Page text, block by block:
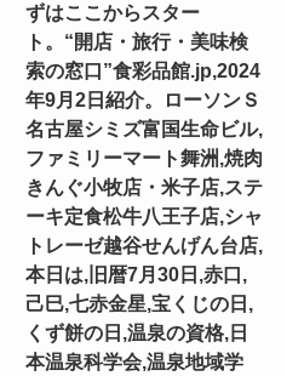
ずはここからスター
ト。“開店・旅行・美味検
索の窓口”食彩品館.jp,2024
年9月2日紹介。ローソンＳ
名古屋シミズ富国生命ビル,
ファミリーマート舞洲,焼肉
きんぐ小牧店・米子店,ステ
ーキ定食松牛八王子店,シャ
トレーゼ越谷せんげん台店,
本日は,旧暦7月30日,赤口,
己巳,七赤金星,宝くじの日,
くず餅の日,温泉の資格,日
本温泉科学会,温泉地域学